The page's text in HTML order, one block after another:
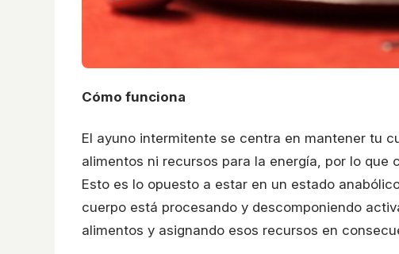
Cómo funciona
El ayuno intermitente se centra en mantener tu
alimentos ni recursos para la energía, por lo que
Esto es lo opuesto a estar en un estado
cuerpo está procesando y descomponiendo
alimentos y asignando esos recursos en